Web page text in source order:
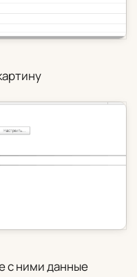
с ними данные